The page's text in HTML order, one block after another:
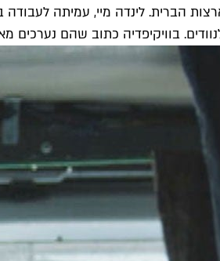
הברית. לינדה מיי, עמיתה לעבודה
שהם נערכים מאז 2010, ומגיעים אליהם אלפי